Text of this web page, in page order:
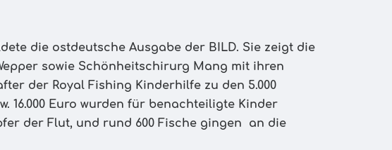
die ostdeutsche Ausgabe der BILD. Sie zeigt die
sowie Schönheitschirurg Mang mit ihren
der Royal Fishing Kinderhilfe zu den 5.000
16.000 Euro wurden für benachteiligte Kinder
der Flut, und rund 600 Fische gingen an die